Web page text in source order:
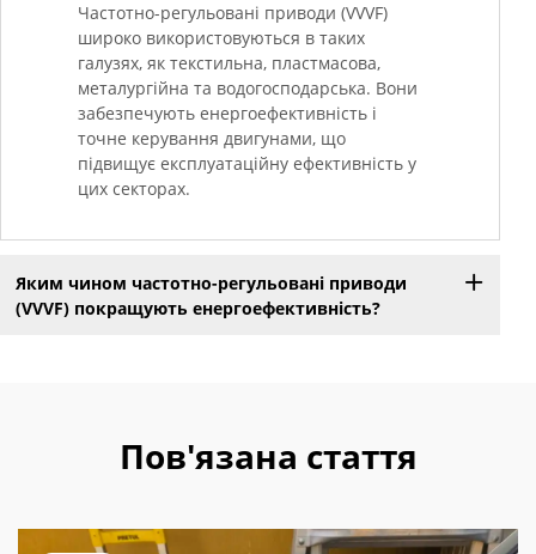
Частотно-регульовані приводи (VVVF)
широко використовуються в таких
галузях, як текстильна, пластмасова,
металургійна та водогосподарська. Вони
забезпечують енергоефективність і
точне керування двигунами, що
підвищує експлуатаційну ефективність у
цих секторах.
Яким чином частотно-регульовані приводи
(VVVF) покращують енергоефективність?
Пов'язана стаття